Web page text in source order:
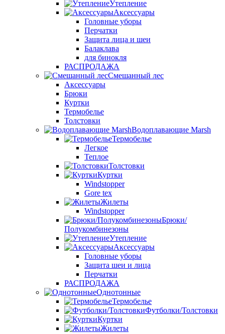
Утепление
Аксессуары
Головные уборы
Перчатки
Защита лица и шеи
Балаклава
для бинокля
РАСПРОДАЖА
Смешанный лес
Аксессуары
Брюки
Куртки
Термобелье
Толстовки
Водоплавающие Marsh
Термобелье
Легкое
Теплое
Толстовки
Куртки
Windstopper
Gore tex
Жилеты
Windstopper
Брюки/
Полукомбинезоны
Утепление
Аксессуары
Головные уборы
Защита шеи и лица
Перчатки
РАСПРОДАЖА
Однотонные
Термобелье
Футболки/Толстовки
Куртки
Жилеты